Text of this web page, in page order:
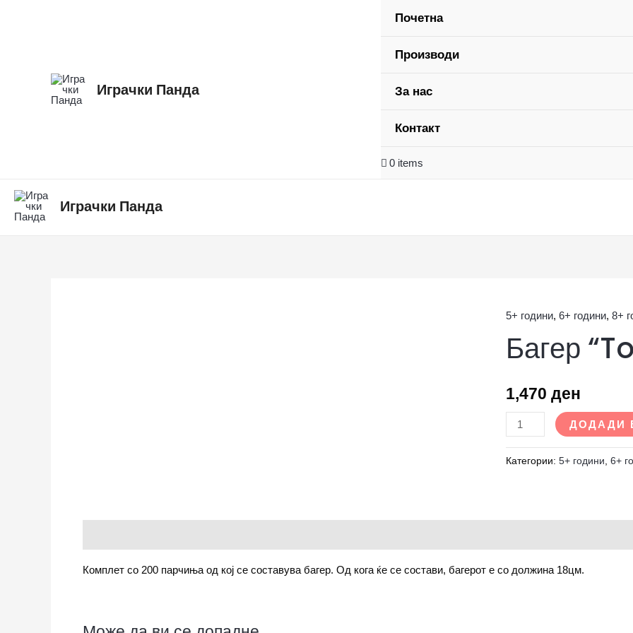
Играчки Панда
Почетна
Производи
За нас
Контакт
0 items
Играчки Панда
5+ години,6+ години,8+
Багер
1,470ден
Багер
"Town"
-
количина
ДОДАДИ
Категории:5+ години,6+
Комплет со 200 парчиња од кој се составува багер. Од кога ќе се состави, багерот е со должина 18цм.